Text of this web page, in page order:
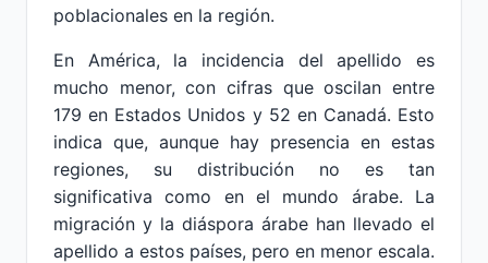
poblacionales en la región.
En América, la incidencia del apellido es
mucho menor, con cifras que oscilan entre
179 en Estados Unidos y 52 en Canadá. Esto
indica que, aunque hay presencia en estas
regiones, su distribución no es tan
significativa como en el mundo árabe. La
migración y la diáspora árabe han llevado el
apellido a estos países, pero en menor escala.